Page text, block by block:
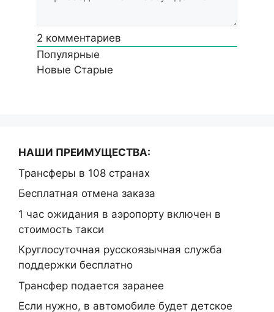
2 комментариев
Популярные
Новые Старые
НАШИ ПРЕИМУЩЕСТВА:
Трансферы в 108 странах
Бесплатная отмена заказа
1 час ожидания в аэропорту включен в
стоимость такси
Круглосуточная русскоязычная служба
поддержки бесплатно
Трансфер подается заранее
Если нужно, в автомобиле будет детское